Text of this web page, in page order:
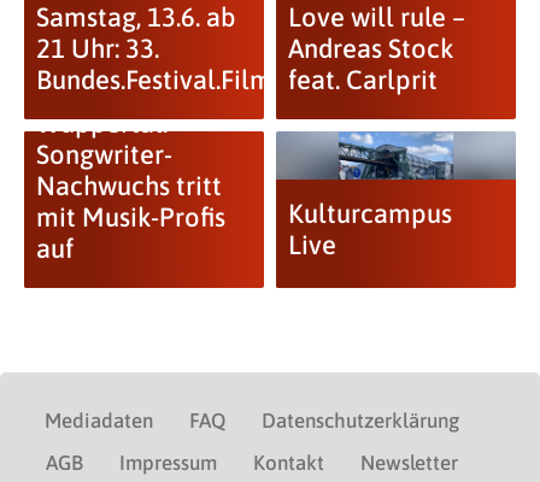
Samstag, 13.6. ab
21 Uhr: 33.
Bundes.Festival.Film
Love will rule –
Andreas Stock
feat. Carlprit
Song Factory
Wuppertal:
Songwriter-
Nachwuchs tritt
mit Musik-Profis
auf
Kulturcampus
Live
Mediadaten FAQ
Datenschutzerklärung
AGB
Impressum Kontakt Newsletter